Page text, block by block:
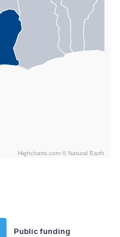
Highcharts.com © Natural Earth
Public funding